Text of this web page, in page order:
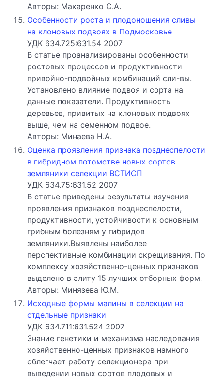
Авторы: Макаренко С.А.
Особенности роста и плодоношения сливы
на клоновых подвоях в Подмосковье
УДК 634.725:631.54 2007
В статье проанализированы особенности
ростовых процессов и продуктивности
привойно-подвойных комбинаций сли-вы.
Установлено влияние подвоя и сорта на
данные показатели. Продуктивность
деревьев, привитых на клоновых подвоях
выше, чем на семенном подвое.
Авторы: Минаева Н.А.
Оценка проявления признака позднеспелости
в гибридном потомстве новых сортов
земляники селекции ВСТИСП
УДК 634.75:631.52 2007
В статье приведены результаты изучения
проявления признаков позднеспелости,
продуктивности, устойчивости к основным
грибным болезням у гибридов
земляники.Выявлены наиболее
перспективные комбинации скрещивания. По
комплексу хозяйственно-ценных признаков
выделено в элиту 15 лучших отборных форм.
Авторы: Минязева Ю.М.
Исходные формы малины в селекции на
отдельные признаки
УДК 634.711:631.524 2007
Знание генетики и механизма наследования
хозяйственно-ценных признаков намного
облегчает работу селекционера при
выведении новых сортов плодовых и